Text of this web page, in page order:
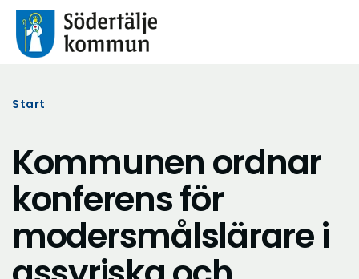
Start
Kommunen ordnar
konferens för
modersmålslärare i